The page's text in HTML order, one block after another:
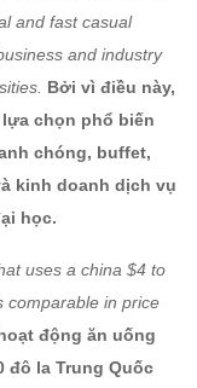
and fast casual
and industry
Bởi vì điều này,
chọn phổ biến
chóng, buffet,
kinh doanh dịch vụ
học.
uses a china $4 to
comparable in price
động ăn uống
đô la Trung Quốc